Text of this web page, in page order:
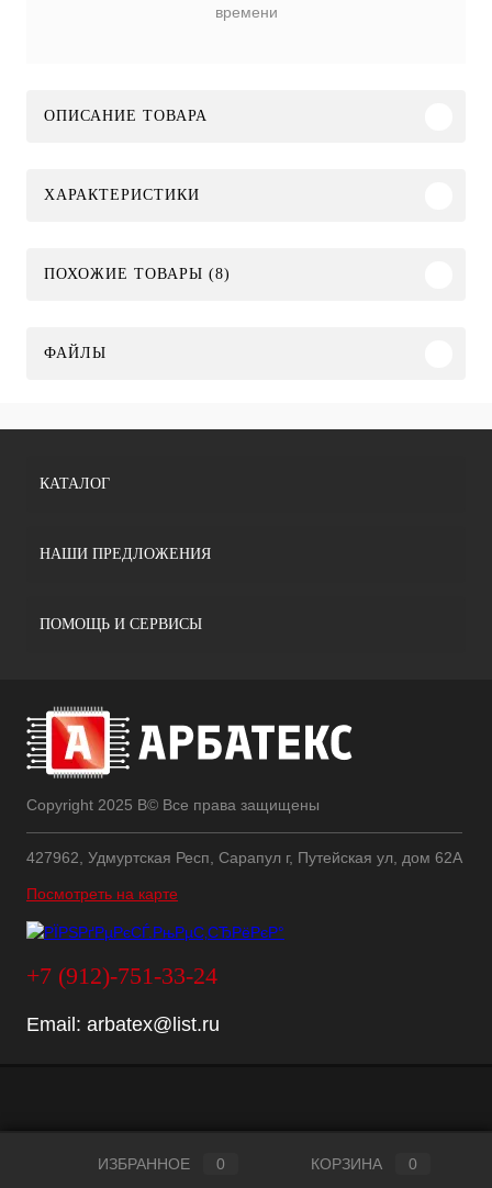
времени
ОПИСАНИЕ ТОВАРА
ХАРАКТЕРИСТИКИ
ПОХОЖИЕ ТОВАРЫ (8)
ФАЙЛЫ
КАТАЛОГ
НАШИ ПРЕДЛОЖЕНИЯ
ПОМОЩЬ И СЕРВИСЫ
Copyright 2025 В© Все права защищены
427962, Удмуртская Респ, Сарапул г, Путейская ул, дом 62А
Посмотреть на карте
+7 (912)-751-33-24
Email: arbatex@list.ru
ИЗБРАННОЕ 0 КОРЗИНА 0